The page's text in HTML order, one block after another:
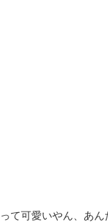
て可愛いやん、あ